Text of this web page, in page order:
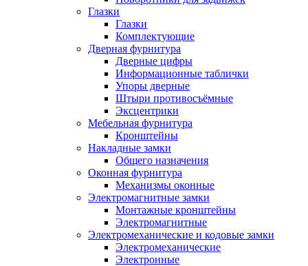
Глазки
Глазки
Комплектующие
Дверная фурнитура
Дверные цифры
Информационные таблички
Упоры дверные
Штыри противосъёмные
Эксцентрики
Мебельная фурнитура
Кронштейны
Накладные замки
Общего назначения
Оконная фурнитура
Механизмы оконные
Электромагнитные замки
Монтажные кронштейны
Электромагнитные
Электромеханические и кодовые замки
Электромеханические
Электронные